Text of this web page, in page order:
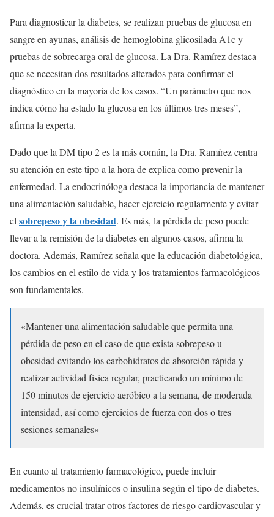
Para diagnosticar la diabetes, se realizan pruebas de glucosa en
sangre en ayunas, análisis de hemoglobina glicosilada A1c y
pruebas de sobrecarga oral de glucosa. La Dra. Ramírez destaca
que se necesitan dos resultados alterados para confirmar el
diagnóstico en la mayoría de los casos. “Un parámetro que nos
índica cómo ha estado la glucosa en los últimos tres meses”,
afirma la experta.
Dado que la DM tipo 2 es la más común, la Dra. Ramírez centra
su atención en este tipo a la hora de explica como prevenir la
enfermedad. La endocrinóloga destaca la importancia de mantener
una alimentación saludable, hacer ejercicio regularmente y evitar
elsobrepeso y la obesidad. Es más, la pérdida de peso puede
llevar a la remisión de la diabetes en algunos casos, afirma la
doctora. Además, Ramírez señala que la educación diabetológica,
los cambios en el estilo de vida y los tratamientos farmacológicos
son fundamentales.
«Mantener una alimentación saludable que permita una
pérdida de peso en el caso de que exista sobrepeso u
obesidad evitando los carbohidratos de absorción rápida y
realizar actividad física regular, practicando un mínimo de
150 minutos de ejercicio aeróbico a la semana, de moderada
intensidad, así como ejercicios de fuerza con dos o tres
sesiones semanales»
En cuanto al tratamiento farmacológico, puede incluir
medicamentos no insulínicos o insulina según el tipo de diabetes.
Además, es crucial tratar otros factores de riesgo cardiovascular y